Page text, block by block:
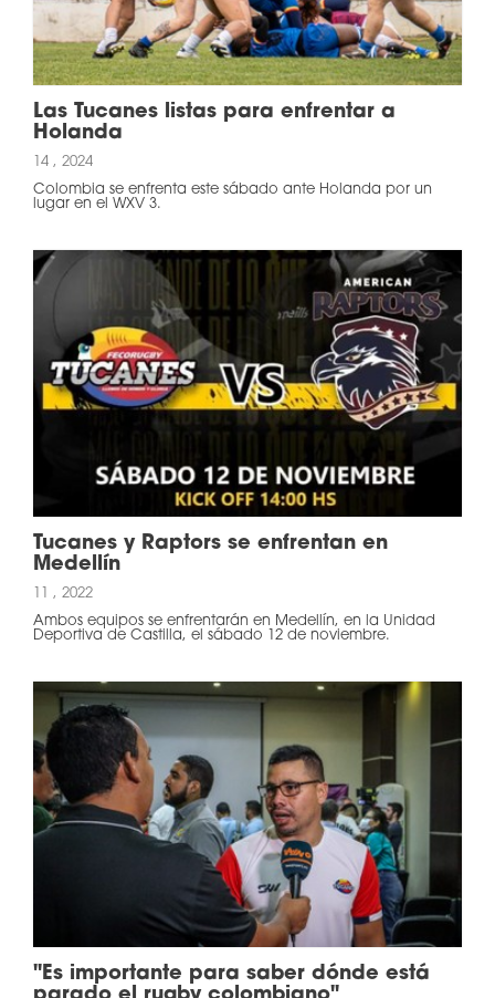
Las Tucanes listas para enfrentar a
Holanda
14 , 2024
Colombia se enfrenta este sábado ante Holanda por un
lugar en el WXV 3.
Tucanes y Raptors se enfrentan en
Medellín
11 , 2022
Ambos equipos se enfrentarán en Medellín, en la Unidad
Deportiva de Castilla, el sábado 12 de noviembre.
"Es importante para saber dónde está